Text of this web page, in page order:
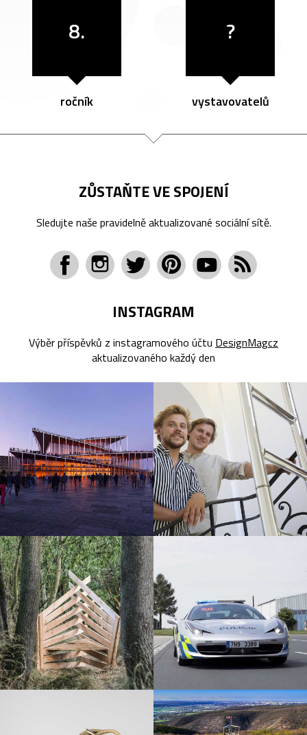
8.
ročník
?
vystavovatelů
ZŮSTAŇTE VE SPOJENÍ
Sledujte naše pravidelně aktualizované sociální sítě.
INSTAGRAM
Výběr příspěvků z instagramového účtu DesignMagcz
aktualizovaného každý den